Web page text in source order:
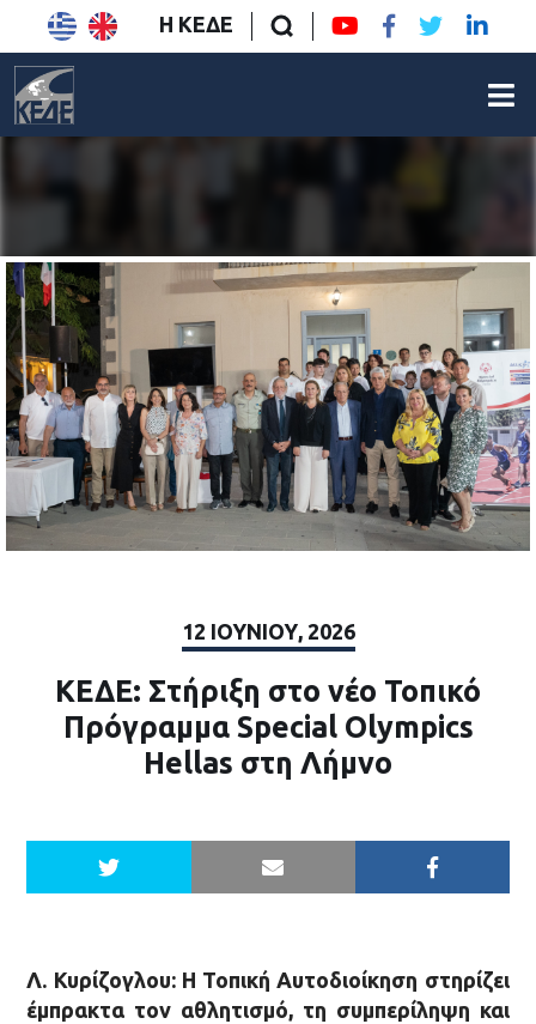
Η ΚΕΔΕ
12 ΙΟΥΝΊΟΥ, 2026
ΚΕΔΕ: Στήριξη στο νέο Τοπικό
Πρόγραμμα Special Olympics
Hellas στη Λήμνο
Λ. Κυρίζογλου: Η Τοπική Αυτοδιοίκηση στηρίζει
έμπρακτα τον αθλητισμό, τη συμπερίληψη και